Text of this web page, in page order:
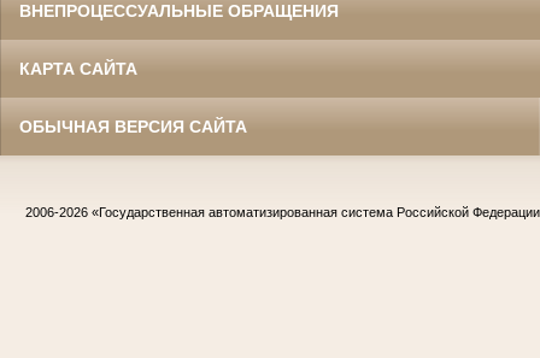
ВНЕПРОЦЕССУАЛЬНЫЕ ОБРАЩЕНИЯ
КАРТА САЙТА
ОБЫЧНАЯ ВЕРСИЯ САЙТА
2006-2026 «Государственная автоматизированная система Российской